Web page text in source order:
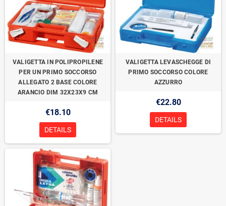
VALIGETTA IN POLIPROPILENE
PER UN PRIMO SOCCORSO
ALLEGATO 2 BASE COLORE
ARANCIO DIM 32X23X9 CM
€18.10
DETAILS
VALIGETTA LEVASCHEGGE DI
PRIMO SOCCORSO COLORE
AZZURRO
€22.80
DETAILS